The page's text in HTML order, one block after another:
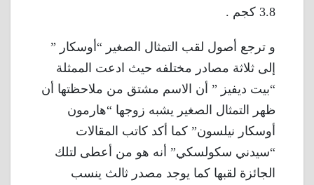
3.8 كجم .
و ترجع أصول لقب التمثال الصغير “أوسكار ”
إلى ثلاثة مصادر مختلفه حيث ادعت الممثلة
“بيت ديفيز ” أن الاسم مشتق من ملاحظتها أن
ظهر التمثال الصغير يشبه زوجها “هارمون
أوسكار نيلسون” كما أكد كاتب المقالات
“سيدني سكولسكي” أنه هو من أعطى لتلك
الجائزة لقبها كما يوجد مصدر ثالث ينسب